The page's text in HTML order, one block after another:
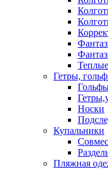
Гетры,
Носки
Купальники
Пляжная